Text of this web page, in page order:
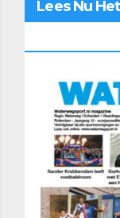
Lees Nu